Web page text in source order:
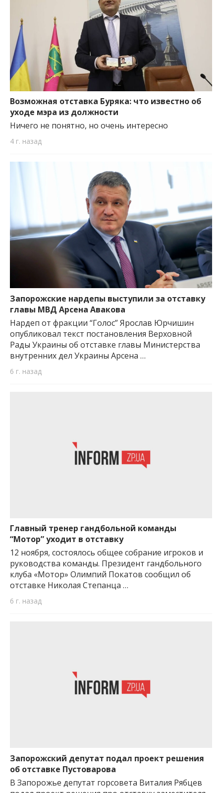
Возможная отставка Буряка: что известно об
уходе мэра из должности
Ничего не понятно, но очень интересно
4 г. назад
Запорожские нардепы выступили за отставку
главы МВД Арсена Авакова
Нардеп от фракции “Голос” Ярослав Юрчишин
опубликовал текст постановления Верховной
Рады Украины об отставке главы Министерства
внутренних дел Украины Арсена …
6 г. назад
Главный тренер гандбольной команды
“Мотор” уходит в отставку
12 ноября, состоялось общее собрание игроков и
руководства команды. Президент гандбольного
клуба «Мотор» Олимпий Покатов сообщил об
отставке Николая Степанца …
6 г. назад
Запорожский депутат подал проект решения
об отставке Пустоварова
В Запорожье депутат горсовета Виталия Рябцев